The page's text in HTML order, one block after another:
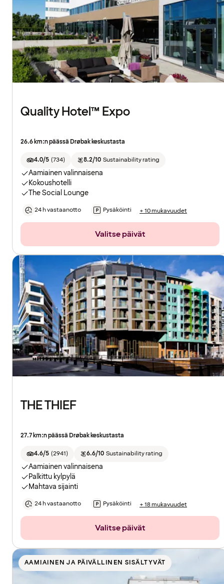
Quality Hotel™ Expo
26.6 km:n päässä Drøbak keskustasta
4.0/5 (734) 8.2/10 Sustainability rating
Aamiainen valinnaisena
Kokoushotelli
The Social Lounge
24 h vastaanotto Pysäköinti + 10 mukavuudet
Valitse päivät
THE THIEF
27.7 km:n päässä Drøbak keskustasta
4.6/5 (2941) 6.6/10 Sustainability rating
Aamiainen valinnaisena
Palkittu kylpylä
Mahtava sijainti
24 h vastaanotto Pysäköinti + 18 mukavuudet
Valitse päivät
AAMIAINEN JA PÄIVÄLLINEN SISÄLTYVÄT